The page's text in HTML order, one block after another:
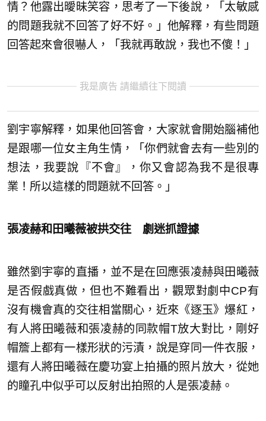
情？他露出曖昧笑容，思考了一下後說，「太敏感
的問題我就不回答了好不好。」他解釋，有些問題
回答起來會很嚇人，「我就再敢說，我也不傻！」
我是廣告 請繼續往下閱讀
劉宇寧解釋，如果他回答會，大家就會開始腦補他
是跟哪一位女主角生情，「你們就會去有一些別的
想法，我要說『不會』，你又會認為我不是很專
業！所以這樣的問題就不回答。」
張凌赫和田曦薇被拱交往 劇迷抓證據
雖然劉宇寧的直播，並不是在回應張凌赫與田曦薇
是否假戲真做，但也不難看出，觀眾對劇中CP有
沒有機會真的交往相當關心，近來《逐玉》爆紅，
有人將田曦薇和張凌赫的同款帽T放大對比，剛好
帽簷上都有一樣形狀的污漬，說是穿同一件衣服，
還有人將田曦薇在慶功宴上拍攝的照片放大，從她
的瞳孔中似乎可以反射出拍照的人是張凌赫。